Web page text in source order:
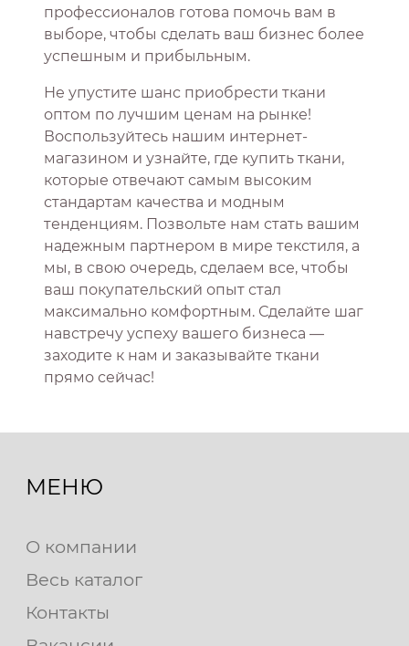
профессионалов готова помочь вам в
выборе, чтобы сделать ваш бизнес более
успешным и прибыльным.
Не упустите шанс приобрести ткани
оптом по лучшим ценам на рынке!
Воспользуйтесь нашим интернет-
магазином и узнайте, где купить ткани,
которые отвечают самым высоким
стандартам качества и модным
тенденциям. Позвольте нам стать вашим
надежным партнером в мире текстиля, а
мы, в свою очередь, сделаем все, чтобы
ваш покупательский опыт стал
максимально комфортным. Сделайте шаг
навстречу успеху вашего бизнеса —
заходите к нам и заказывайте ткани
прямо сейчас!
МЕНЮ
О компании
Весь каталог
Контакты